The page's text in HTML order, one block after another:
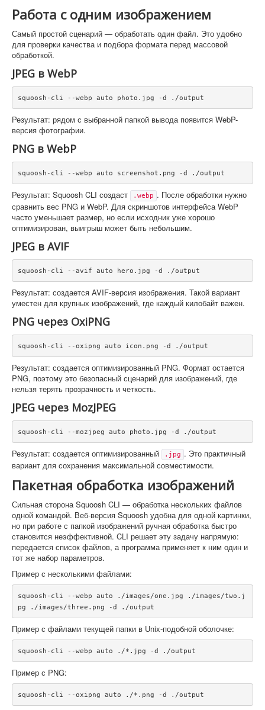
Работа с одним изображением
Самый простой сценарий — обработать один файл. Это удобно
для проверки качества и подбора формата перед массовой
обработкой.
JPEG в WebP
squoosh-cli --webp auto photo.jpg -d ./output
Результат: рядом с выбранной папкой вывода появится WebP-
версия фотографии.
PNG в WebP
squoosh-cli --webp auto screenshot.png -d ./output
Результат: Squoosh CLI создаст .webp . После обработки нужно
сравнить вес PNG и WebP. Для скриншотов интерфейса WebP
часто уменьшает размер, но если исходник уже хорошо
оптимизирован, выигрыш может быть небольшим.
JPEG в AVIF
squoosh-cli --avif auto hero.jpg -d ./output
Результат: создается AVIF-версия изображения. Такой вариант
уместен для крупных изображений, где каждый килобайт важен.
PNG через OxiPNG
squoosh-cli --oxipng auto icon.png -d ./output
Результат: создается оптимизированный PNG. Формат остается
PNG, поэтому это безопасный сценарий для изображений, где
нельзя терять прозрачность и четкость.
JPEG через MozJPEG
squoosh-cli --mozjpeg auto photo.jpg -d ./output
Результат: создается оптимизированный .jpg . Это практичный
вариант для сохранения максимальной совместимости.
Пакетная обработка изображений
Сильная сторона Squoosh CLI — обработка нескольких файлов
одной командой. Веб-версия Squoosh удобна для одной картинки,
но при работе с папкой изображений ручная обработка быстро
становится неэффективной. CLI решает эту задачу напрямую:
передается список файлов, а программа применяет к ним один и
тот же набор параметров.
Пример с несколькими файлами:
squoosh-cli --webp auto ./images/one.jpg ./images/two.j
pg ./images/three.png -d ./output
Пример с файлами текущей папки в Unix-подобной оболочке:
squoosh-cli --webp auto ./*.jpg -d ./output
Пример с PNG:
squoosh-cli --oxipng auto ./*.png -d ./output